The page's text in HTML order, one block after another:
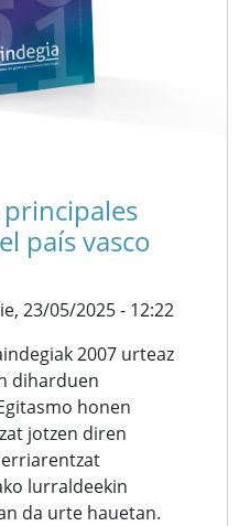
país vasco
23/05/2025 - 12:22
2007 urteaz
diharduen
honen
jotzen diren
lurraldeekin
da urte hauetan.